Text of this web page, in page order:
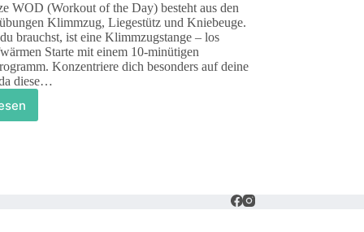
WOD (Workout of the Day) besteht aus den
Klimmzug, Liegestütz und Kniebeuge.
brauchst, ist eine Klimmzugstange – los
Starte mit einem 10-minütigen
Konzentriere dich besonders auf deine
diese…